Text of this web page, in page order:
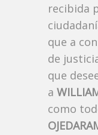
recibida
que a
de
que
a
como